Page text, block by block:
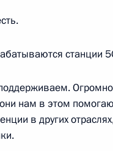
исполняющим
станции
нам в этом
в других